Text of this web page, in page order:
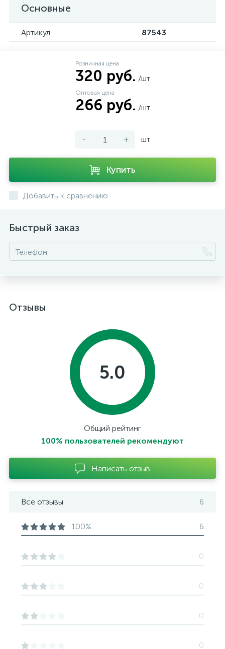
Основные
Артикул 87543
Розничная цена
320 руб. /шт
Оптовая цена
266 руб. /шт
- + шт
Купить
Добавить к сравнению
Быстрый заказ
Отзывы
5.0
Общий рейтинг
100% пользователей рекомендуют
Написать отзыв
Все отзывы 6
100% 6
0
0
0
0